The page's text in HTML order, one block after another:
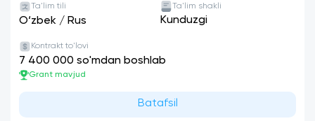
Ta'lim tili
O‘zbek / Rus
Ta'lim shakli
Kunduzgi
Kontrakt to'lovi
7 400 000 so'mdan boshlab
Grant mavjud
Batafsil